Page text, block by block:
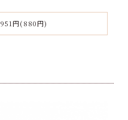
951円(880円)